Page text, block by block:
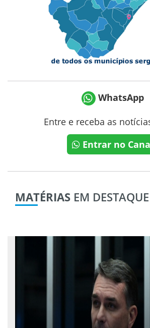
WhatsApp
Entre e receba as
Entrar no
MATÉRIAS EM DESTAQUE